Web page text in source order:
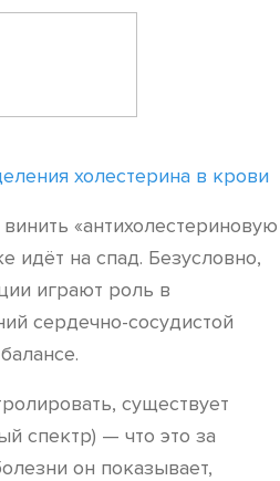
холестерина в крови
«антихолестериновую
идёт на спад. Безусловно,
играют роль в
сердечно-сосудистой
существует
спектр) — что это за
он показывает,